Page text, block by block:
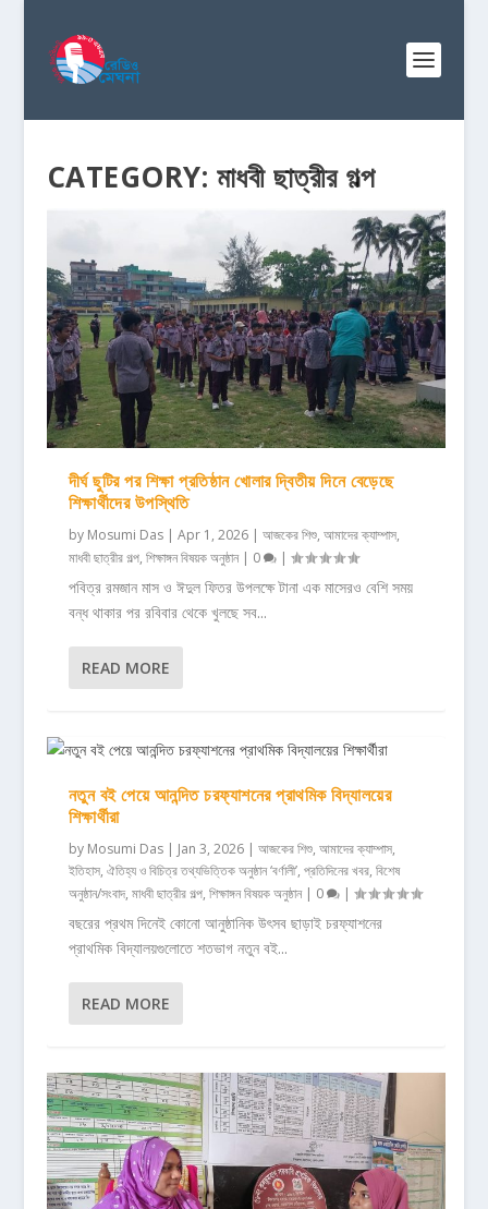
CATEGORY: মাধবী ছাত্রীর গল্প
দীর্ঘ ছুটির পর শিক্ষা প্রতিষ্ঠান খোলার দ্বিতীয় দিনে বেড়েছে
শিক্ষার্থীদের উপস্থিতি
by Mosumi Das| Apr 1, 2026| আজকের শিশু, আমাদের ক্যাম্পাস,
মাধবী ছাত্রীর গল্প, শিক্ষাঙ্গন বিষয়ক অনুষ্ঠান| 0 |
পবিত্র রমজান মাস ও ঈদুল ফিতর উপলক্ষে টানা এক মাসেরও বেশি সময়
বন্ধ থাকার পর রবিবার থেকে খুলছে সব...
READ MORE
নতুন বই পেয়ে আনন্দিত চরফ্যাশনের প্রাথমিক বিদ্যালয়ের
শিক্ষার্থীরা
by Mosumi Das| Jan 3, 2026| আজকের শিশু, আমাদের ক্যাম্পাস,
ইতিহাস, ঐতিহ্য ও বিচিত্র তথ্যভিত্তিক অনুষ্ঠান ‘বর্ণালী’, প্রতিদিনের খবর, বিশেষ
অনুষ্ঠান/সংবাদ, মাধবী ছাত্রীর গল্প, শিক্ষাঙ্গন বিষয়ক অনুষ্ঠান| 0 |
বছরের প্রথম দিনেই কোনো আনুষ্ঠানিক উৎসব ছাড়াই চরফ্যাশনের
প্রাথমিক বিদ্যালয়গুলোতে শতভাগ নতুন বই...
READ MORE